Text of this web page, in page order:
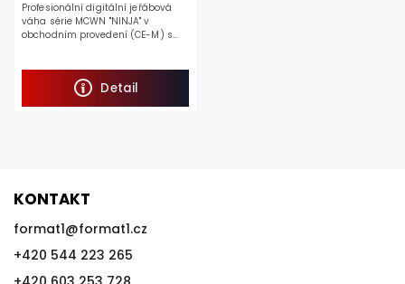
Detail
Profesionální digitální jeřábová
váha série MCWN "NINJA" v
obchodním provedení (CE-M) s
odolným ocelovým pouzdrem,...
KONTAKT
format1@format1.cz
+420 544 223 265